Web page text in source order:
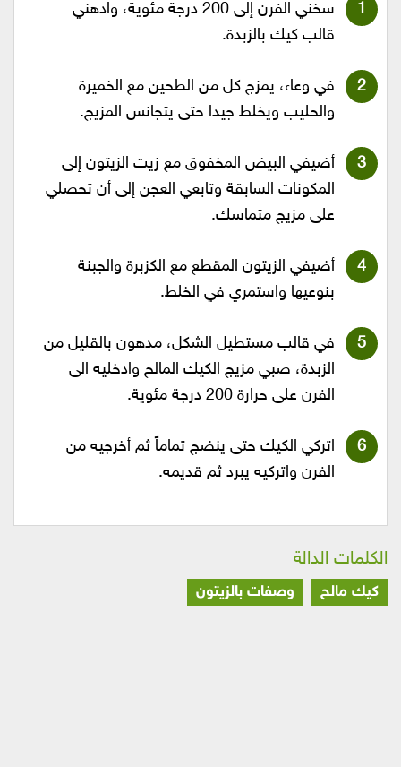
سخني الفرن إلى 200 درجة مئوية، وادهني
قالب كيك بالزبدة.
في وعاء، يمزج كل من الطحين مع الخميرة
والحليب ويخلط جيدا حتى يتجانس المزيج.
أضيفي البيض المخفوق مع زيت الزيتون إلى
المكونات السابقة وتابعي العجن إلى أن تحصلي
على مزيج متماسك.
أضيفي الزيتون المقطع مع الكزبرة والجبنة
بنوعيها واستمري في الخلط.
في قالب مستطيل الشكل، مدهون بالقليل من
الزبدة، صبي مزيج الكيك المالح وادخليه الى
الفرن على حرارة 200 درجة مئوية.
اتركي الكيك حتى ينضج تماماً ثم أخرجيه من
الفرن واتركيه يبرد ثم قديمه.
الكلمات الدالة
كيك مالح وصفات بالزيتون